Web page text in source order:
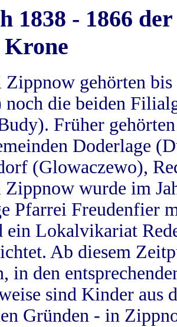
1838 - 1866
Krone
gehörten
die beiden
Früher
Doderlage
(Glowaczewo),
wurde im
Pfarrei Freudenfier
ein Lokalvikariat
Ab diesem
in den
sind Kinder aus
Gründen - in